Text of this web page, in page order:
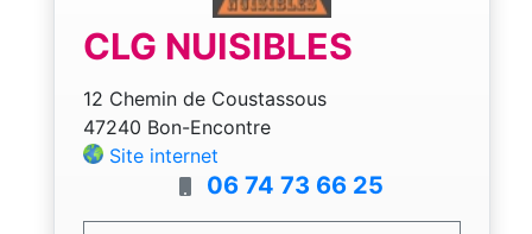
CLG NUISIBLES
12 Chemin de Coustassous
47240 Bon-Encontre
Site internet
06 74 73 66 25